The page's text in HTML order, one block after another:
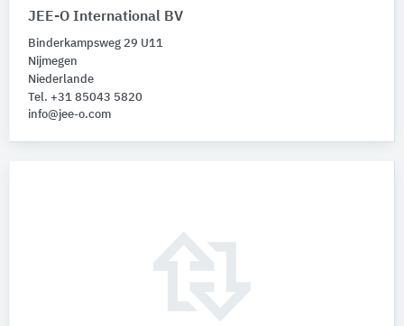
JEE-O International BV
Binderkampsweg 29 U11
Nijmegen
Niederlande
Tel. +31 85043 5820
info@jee-o.com